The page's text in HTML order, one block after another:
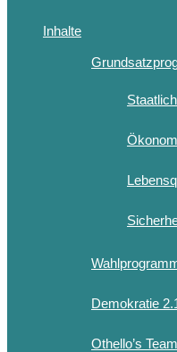
Inhalte
Demokratie
Othello’s Team